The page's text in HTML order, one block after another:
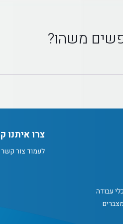
משהו?
עבודה
צרו איתנו
לעמוד צור קשר